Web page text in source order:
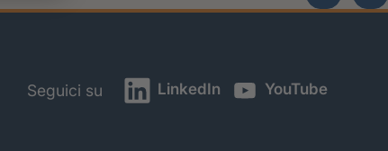
Seguici su LinkedIn YouTube